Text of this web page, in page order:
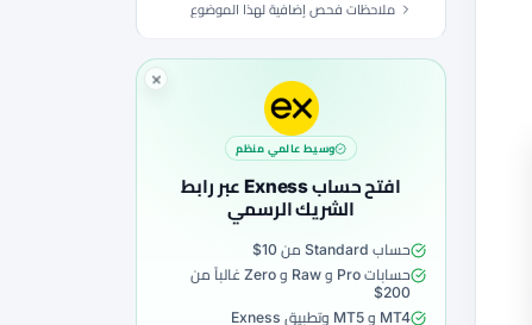
ملاحظات فحص إضافية لهذا الموضوع
وسيط عالمي منظم
افتح حساب Exness عبر رابط
الشريك الرسمي
حساب Standard من 10$
حسابات Pro و Raw و Zero غالباً من
200$
MT4 و MT5 وتطبيق Exness